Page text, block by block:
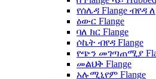
የሰሌዳ Flange ብየዳ ለ
ዕውር Flange
ባለ ክር Flange
ሶኬት ብየዳ Flange
የጭን መገጣጠሚያ
መልህቅ Flange
አሉሚኒየም Flange